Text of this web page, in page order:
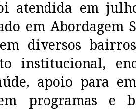
atendida em
em Abordagem
diversos
institucional,
apoio para
programas e